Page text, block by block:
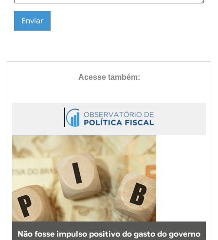
Não fosse impulso positivo do gasto do governo